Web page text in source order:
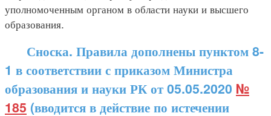
уполномоченным органом в области науки и высшего
образования.
Сноска. Правила дополнены пунктом 8-
1 в соответствии с приказом Министра
образования и науки РК от 05.05.2020 №
185 (вводится в действие по истечении